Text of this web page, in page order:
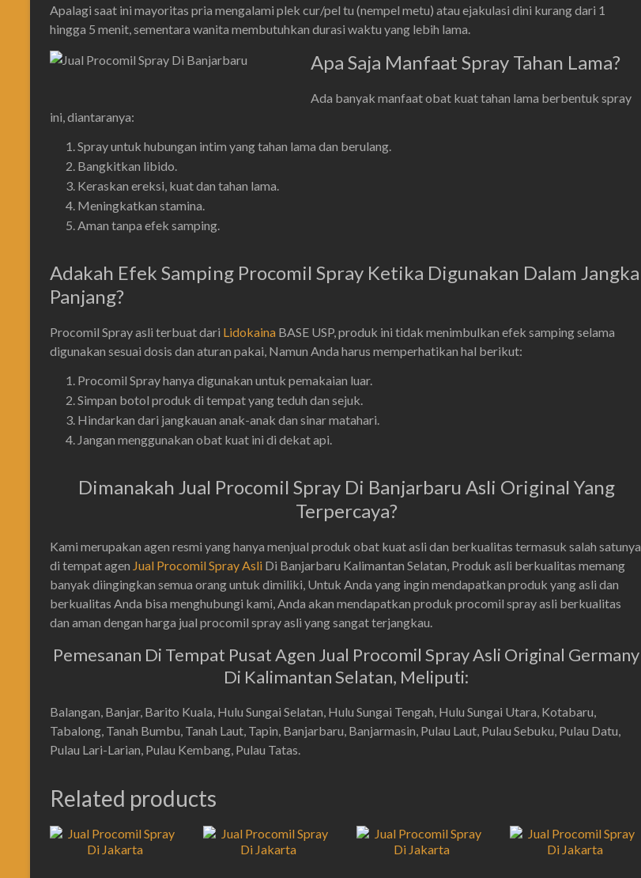
Apalagi saat ini mayoritas pria mengalami plek cur/pel tu (nempel metu) atau ejakulasi dini kurang dari 1
hingga 5 menit, sementara wanita membutuhkan durasi waktu yang lebih lama.
Apa Saja Manfaat Spray Tahan Lama?
Ada banyak manfaat obat kuat tahan lama berbentuk spray
ini, diantaranya:
Spray untuk hubungan intim yang tahan lama dan berulang.
Bangkitkan libido.
Keraskan ereksi, kuat dan tahan lama.
Meningkatkan stamina.
Aman tanpa efek samping.
Adakah Efek Samping Procomil Spray Ketika Digunakan Dalam Jangka
Panjang?
Procomil Spray asli terbuat dari Lidokaina BASE USP, produk ini tidak menimbulkan efek samping selama
digunakan sesuai dosis dan aturan pakai, Namun Anda harus memperhatikan hal berikut:
Procomil Spray hanya digunakan untuk pemakaian luar.
Simpan botol produk di tempat yang teduh dan sejuk.
Hindarkan dari jangkauan anak-anak dan sinar matahari.
Jangan menggunakan obat kuat ini di dekat api.
Dimanakah Jual Procomil Spray Di Banjarbaru Asli Original Yang
Terpercaya?
Kami merupakan agen resmi yang hanya menjual produk obat kuat asli dan berkualitas termasuk salah satunya
di tempat agen Jual Procomil Spray Asli Di Banjarbaru Kalimantan Selatan, Produk asli berkualitas memang
banyak diingingkan semua orang untuk dimiliki, Untuk Anda yang ingin mendapatkan produk yang asli dan
berkualitas Anda bisa menghubungi kami, Anda akan mendapatkan produk procomil spray asli berkualitas
dan aman dengan harga jual procomil spray asli yang sangat terjangkau.
Pemesanan Di Tempat Pusat Agen Jual Procomil Spray Asli Original Germany
Di Kalimantan Selatan, Meliputi:
Balangan, Banjar, Barito Kuala, Hulu Sungai Selatan, Hulu Sungai Tengah, Hulu Sungai Utara, Kotabaru,
Tabalong, Tanah Bumbu, Tanah Laut, Tapin, Banjarbaru, Banjarmasin, Pulau Laut, Pulau Sebuku, Pulau Datu,
Pulau Lari-Larian, Pulau Kembang, Pulau Tatas.
Related products